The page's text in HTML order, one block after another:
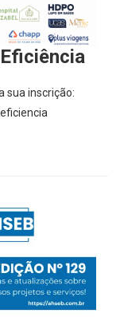
sua inscrição: